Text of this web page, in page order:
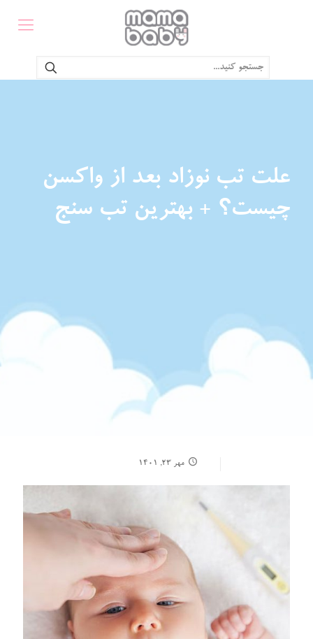
علت تب نوزاد بعد از واکسن
چیست؟ + بهترین تب سنج
مهر ۲۳, ۱۴۰۱